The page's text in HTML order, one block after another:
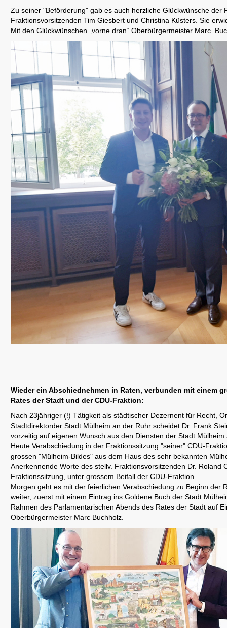
CDU Slider 09
CDU Slider 10
Zu seiner "Beförderung" gab es auch herzliche Glückwünsche
Fraktionsvorsitzenden Tim Giesbert und Christina Küsters. Sie
Mit den Glückwünschen „vorne dran“ Oberbürgermeister Marc
Wieder ein Abschiednehmen in Raten, verbunden mit einem
Rates der Stadt und der CDU-Fraktion:
Nach 23jähriger (!) Tätigkeit als städtischer Dezernent für Recht,
Stadtdirektorder Stadt Mülheim an der Ruhr scheidet Dr. Frank
vorzeitig auf eigenen Wunsch aus den Diensten der Stadt
Heute Verabschiedung in der Fraktionssitzung "seiner" CDU-
grossen "Mülheim-Bildes" aus dem Haus des sehr bekannten
Anerkennende Worte des stellv. Fraktionsvorsitzenden Dr. Roland
Fraktionssitzung, unter grossem Beifall der CDU-Fraktion.
Morgen geht es mit der feierlichen Verabschiedung zu Beginn der
weiter, zuerst mit einem Eintrag ins Goldene Buch der Stadt
Rahmen des Parlamentarischen Abends des Rates der Stadt auf
Oberbürgermeister Marc Buchholz.